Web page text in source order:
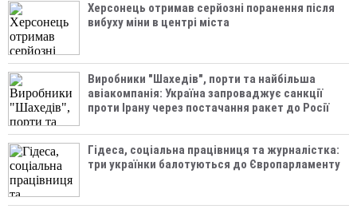
Херсонець отримав серйозні поранення після
вибуху міни в центрі міста
Виробники "Шахедів", порти та найбільша
авіакомпанія: Україна запроваджує санкції
проти Ірану через постачання ракет до Росії
Гідеса, соціальна працівниця та журналістка:
три українки балотуються до Європарламенту